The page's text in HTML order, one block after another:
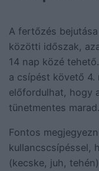
A fertőzés
közötti időszak,
14 nap közé
a csípést követő 4.
előfordulhat, hogy
tünetmentes marad.
Fontos
kullancscsípéssel,
(kecske, juh,